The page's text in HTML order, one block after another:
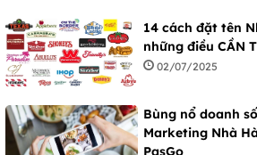
14 cách đặt tên
những điều CẦN
02/07/2025
Bùng nổ doanh
Marketing Nhà
PasGo